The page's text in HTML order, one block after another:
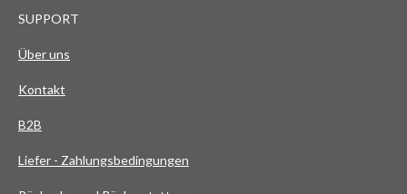
SUPPORT
Über uns
Kontakt
B2B
Liefer - Zahlungsbedingungen